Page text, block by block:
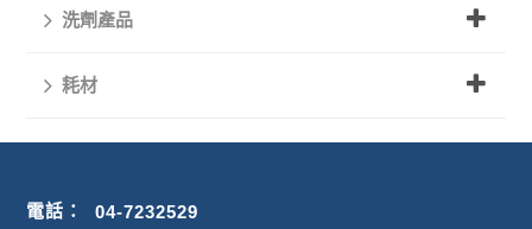
洗劑產品
耗材
電話：
04-7232529